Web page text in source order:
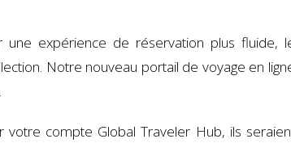
expérience de réservation plus fluide,
Notre nouveau portail de voyage en
votre compte Global Traveler Hub, ils